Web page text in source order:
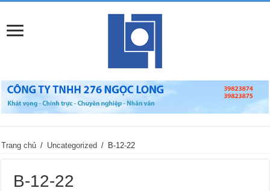
Trang chủ / Uncategorized / B-12-22
B-12-22